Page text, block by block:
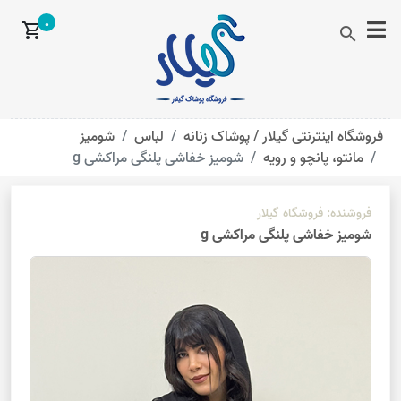
search
shopping_cart0
فروشگاه اینترنتی گیلار /پوشاک زنانه لباس
شومیز
مانتو، پانچو و رویه
شومیز خفاشی پلنگی مراکشی g
فروشنده: فروشگاه گیلار
شومیز خفاشی پلنگی مراکشی g